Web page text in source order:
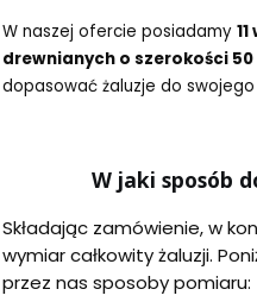
W naszej ofercie posiadamy
drewnianych o szerokości 50
dopasować żaluzje do
W jaki sposób
Składając zamówienie, w
wymiar całkowity żaluzji.
przez nas sposoby pomiaru: